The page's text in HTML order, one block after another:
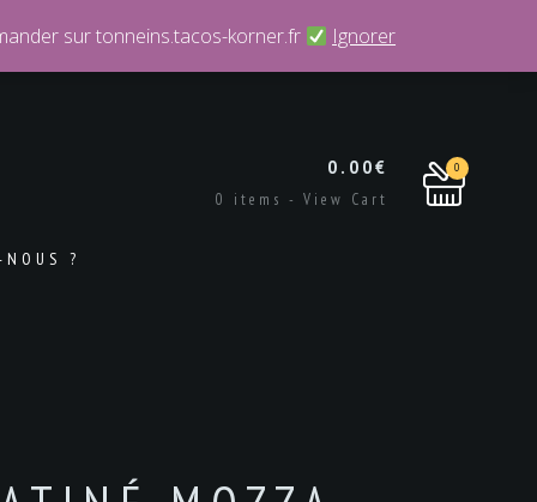
?
0
0.00€
0 items - View Cart
sur tonneins.tacos-korner.fr Ignorer